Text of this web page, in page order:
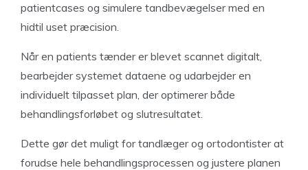
patientcases og simulere tandbevægelser med en
hidtil uset præcision.
Når en patients tænder er blevet scannet digitalt,
bearbejder systemet dataene og udarbejder en
individuelt tilpasset plan, der optimerer både
behandlingsforløbet og slutresultatet.
Dette gør det muligt for tandlæger og ortodontister at
forudse hele behandlingsprocessen og justere planen